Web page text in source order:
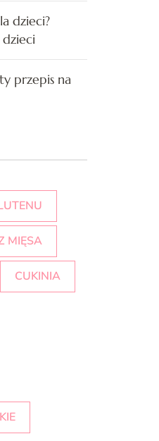
dzieci?
dzieci
przepis na
MIĘSA
CUKINIA